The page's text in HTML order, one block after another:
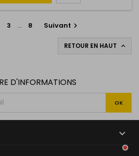
3 … 8 Suivant 
RETOUR EN HAUT 
D'INFORMATIONS
